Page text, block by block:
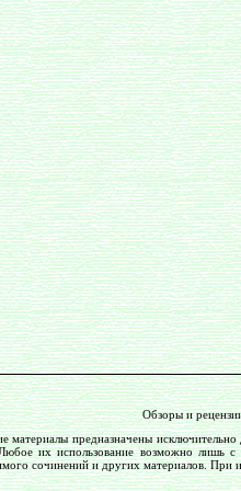
Обзоры и
материалы предназначены
их использование возможно лишь с
сочинений и других материалов.